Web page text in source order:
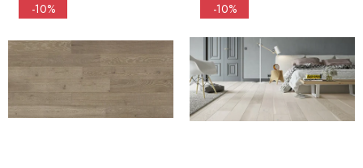
Perii WC
Dozator sapun
Etajere baie
Cuiere si suporti prosop
Cosuri de gunoi
-10% -10%